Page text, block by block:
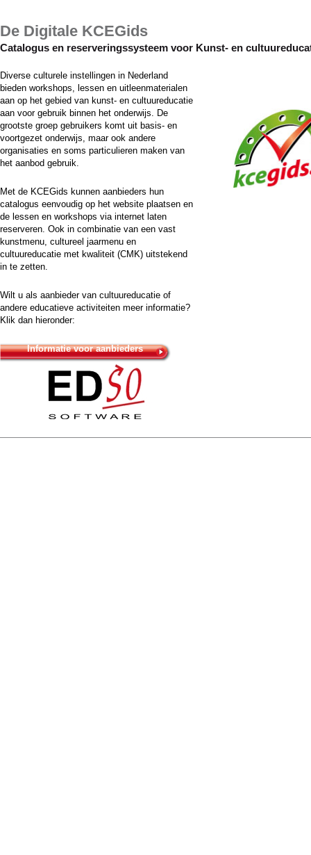
De Digitale KCEGids
Catalogus en reserveringssysteem voor Kunst- en
Diverse culturele instellingen in Nederland
bieden workshops, lessen en uitleenmaterialen
aan op het gebied van kunst- en cultuureducatie
aan voor gebruik binnen het onderwijs. De
grootste groep gebruikers komt uit basis- en
voortgezet onderwijs, maar ook andere
organisaties en soms particulieren maken van
het aanbod gebruik.
Met de KCEGids kunnen aanbieders hun
catalogus eenvoudig op het website plaatsen en
de lessen en workshops via internet laten
reserveren. Ook in combinatie van een vast
kunstmenu, cultureel jaarmenu en
cultuureducatie met kwaliteit (CMK) uitstekend
in te zetten.
Wilt u als aanbieder van cultuureducatie of
andere educatieve activiteiten meer informatie?
Klik dan hieronder:
Informatie voor aanbieders